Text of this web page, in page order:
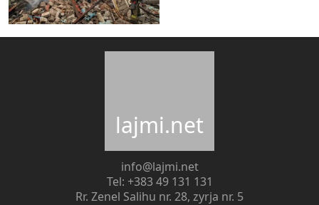
lajmi.net
info@lajmi.net
Tel: +383 49 131 131
Rr. Zenel Salihu nr. 28, zyrja nr. 5